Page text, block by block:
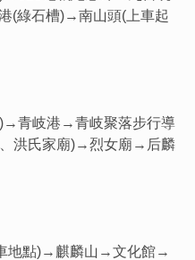
(綠石槽)→南山頭(上車起
)→青岐港→青岐聚落步行導
洪氏家廟)→烈女廟→后麟
地點)→麒麟山→文化館→